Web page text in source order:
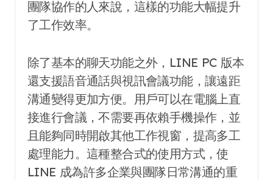
團隊協作的人來說，這樣的功能大幅提升
了工作效率。
除了基本的聊天功能之外，LINE PC 版本
還支援語音通話與視訊會議功能，讓遠距
溝通變得更加方便。用戶可以在電腦上直
接進行會議，不需要再依賴手機操作，並
且能夠同時開啟其他工作視窗，提高多工
處理能力。這種整合式的使用方式，使
LINE 成為許多企業與團隊日常溝通的重